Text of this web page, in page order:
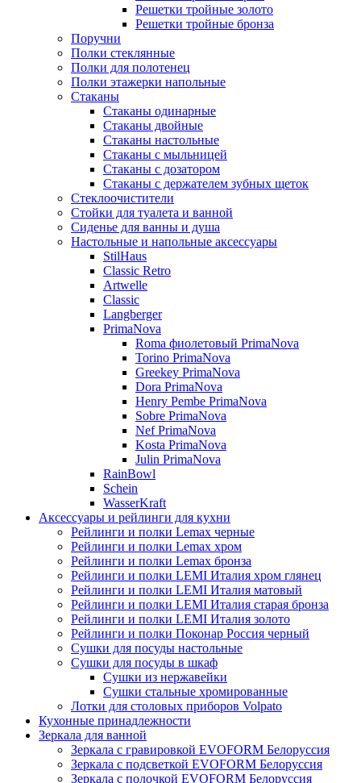
Решетки тройные золото
Решетки тройные бронза
Поручни
Полки стеклянные
Полки для полотенец
Полки этажерки напольные
Стаканы
Стаканы одинарные
Стаканы двойные
Стаканы настольные
Стаканы с мыльницей
Стаканы с дозатором
Стаканы с держателем зубных щеток
Стеклоочистители
Стойки для туалета и ванной
Сиденье для ванны и душа
Настольные и напольные аксессуары
StilHaus
Classic Retro
Artwelle
Classic
Langberger
PrimaNova
Roma фиолетовый PrimaNova
Torino PrimaNova
Greekey PrimaNova
Dora PrimaNova
Henry Pembe PrimaNova
Sobre PrimaNova
Nef PrimaNova
Kosta PrimaNova
Julin PrimaNova
RainBowl
Schein
WasserKraft
Аксессуары и рейлинги для кухни
Рейлинги и полки Lemax черные
Рейлинги и полки Lemax хром
Рейлинги и полки Lemax бронза
Рейлинги и полки LEMI Италия хром глянец
Рейлинги и полки LEMI Италия матовый
Рейлинги и полки LEMI Италия старая бронза
Рейлинги и полки LEMI Италия золото
Рейлинги и полки Поконар Россия черный
Сушки для посуды настольные
Сушки для посуды в шкаф
Сушки из нержавейки
Сушки стальные хромированные
Лотки для столовых приборов Volpato
Кухонные принадлежности
Зеркала для ванной
Зеркала с гравировкой EVOFORM Белоруссия
Зеркала с подсветкой EVOFORM Белоруссия
Зеркала с полочкой EVOFORM Белоруссия